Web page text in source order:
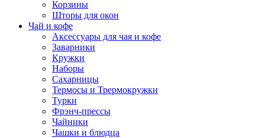
Корзины
Шторы для окон
Чай и кофе
Аксессуары для чая и кофе
Заварники
Кружки
Наборы
Сахарницы
Термосы и Трермокружки
Турки
Фрэнч-прессы
Чайники
Чашки и блюдца